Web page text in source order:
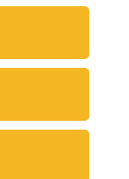
Cookies